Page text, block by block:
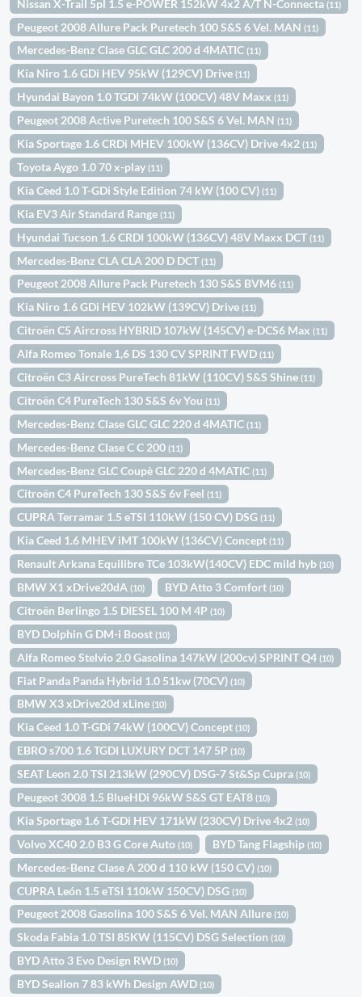
Nissan X-Trail 5pl 1.5 e-POWER 152kW 4x2 A/T N-Connecta(11)
Peugeot 2008 Allure Pack Puretech 100 S&S 6 Vel. MAN(11)
Mercedes-Benz Clase GLC GLC 200 d 4MATIC(11)
Kia Niro 1.6 GDi HEV 95kW (129CV) Drive(11)
Hyundai Bayon 1.0 TGDI 74kW (100CV) 48V Maxx(11)
Peugeot 2008 Active Puretech 100 S&S 6 Vel. MAN(11)
Kia Sportage 1.6 CRDi MHEV 100kW (136CV) Drive 4x2(11)
Toyota Aygo 1.0 70 x-play(11)
Kia Ceed 1.0 T-GDi Style Edition 74 kW (100 CV)(11)
Kia EV3 Air Standard Range(11)
Hyundai Tucson 1.6 CRDI 100kW (136CV) 48V Maxx DCT(11)
Mercedes-Benz CLA CLA 200 D DCT(11)
Peugeot 2008 Allure Pack Puretech 130 S&S BVM6(11)
Kia Niro 1.6 GDi HEV 102kW (139CV) Drive(11)
Citroën C5 Aircross HYBRID 107kW (145CV) e-DCS6 Max(11)
Alfa Romeo Tonale 1,6 DS 130 CV SPRINT FWD(11)
Citroën C3 Aircross PureTech 81kW (110CV) S&S Shine(11)
Citroën C4 PureTech 130 S&S 6v You(11)
Mercedes-Benz Clase GLC GLC 220 d 4MATIC(11)
Mercedes-Benz Clase C C 200(11)
Mercedes-Benz GLC Coupè GLC 220 d 4MATIC(11)
Citroën C4 PureTech 130 S&S 6v Feel(11)
CUPRA Terramar 1.5 eTSI 110kW (150 CV) DSG(11)
Kia Ceed 1.6 MHEV iMT 100kW (136CV) Concept(11)
Renault Arkana Equilibre TCe 103kW(140CV) EDC mild hyb(10)
BMW X1 xDrive20dA(10) BYD Atto 3 Comfort(10)
Citroën Berlingo 1.5 DIESEL 100 M 4P(10)
BYD Dolphin G DM-i Boost(10)
Alfa Romeo Stelvio 2.0 Gasolina 147kW (200cv) SPRINT Q4(10)
Fiat Panda Panda Hybrid 1.0 51kw (70CV)(10)
BMW X3 xDrive20d xLine(10)
Kia Ceed 1.0 T-GDi 74kW (100CV) Concept(10)
EBRO s700 1.6 TGDI LUXURY DCT 147 5P(10)
SEAT Leon 2.0 TSI 213kW (290CV) DSG-7 St&Sp Cupra(10)
Peugeot 3008 1.5 BlueHDi 96kW S&S GT EAT8(10)
Kia Sportage 1.6 T-GDi HEV 171kW (230CV) Drive 4x2(10)
Volvo XC40 2.0 B3 G Core Auto(10) BYD Tang Flagship(10)
Mercedes-Benz Clase A 200 d 110 kW (150 CV)(10)
CUPRA León 1.5 eTSI 110kW 150CV) DSG(10)
Peugeot 2008 Gasolina 100 S&S 6 Vel. MAN Allure(10)
Skoda Fabia 1.0 TSI 85KW (115CV) DSG Selection(10)
BYD Atto 3 Evo Design RWD(10)
BYD Sealion 7 83 kWh Design AWD(10)